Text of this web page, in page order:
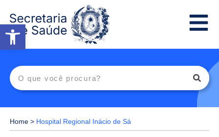
Abrir a barra de ferramentas
Home > Hospital Regional Inácio de Sá